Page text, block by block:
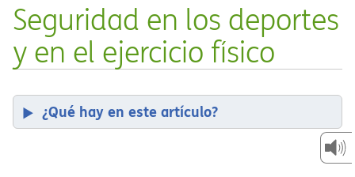
Seguridad en los deportes
y en el ejercicio físico
¿Qué hay en este artículo?